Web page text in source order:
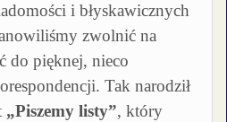
i błyskawicznych
zwolnić na
do pięknej, nieco
Tak narodził
„Piszemy listy”, który